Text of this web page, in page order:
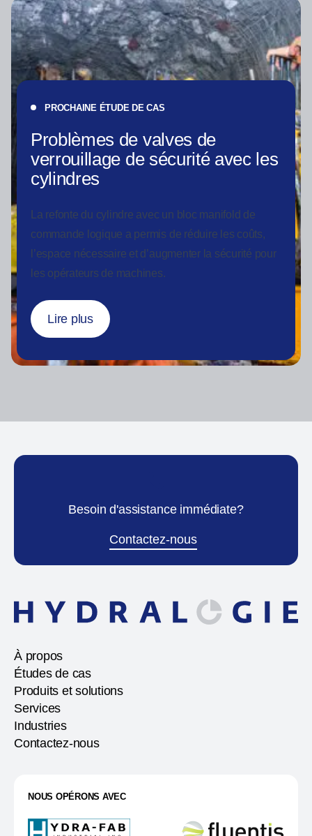
PROCHAINE ÉTUDE DE CAS
Problèmes de valves de
verrouillage de sécurité avec les
cylindres
La refonte du cylindre avec un bloc manifold de
commande logique a permis de réduire les coûts,
l’espace nécessaire et d’augmenter la sécurité pour
les opérateurs de machines.
Lire plus
Besoin d'assistance immédiate?
Contactez-nous
À propos
Études de cas
Produits et solutions
Services
Industries
Contactez-nous
NOUS OPÉRONS AVEC